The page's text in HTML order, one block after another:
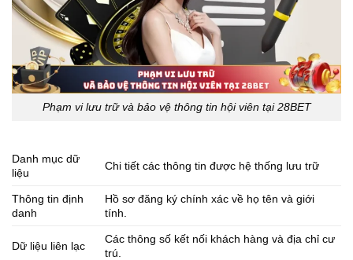
Phạm vi lưu trữ và bảo vệ thông tin hội viên tại 28BET
Danh mục dữ
liệu
Chi tiết các thông tin được hệ thống lưu trữ
Thông tin định
danh
Hồ sơ đăng ký chính xác về họ tên và giới
tính.
Dữ liệu liên lạc
Các thông số kết nối khách hàng và địa chỉ cư
trú.